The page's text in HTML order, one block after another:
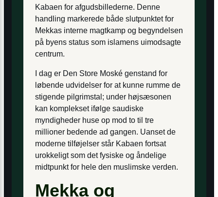
Kabaen for afgudsbillederne. Denne
handling markerede både slutpunktet for
Mekkas interne magtkamp og begyndelsen
på byens status som islamens uimodsagte
centrum.
I dag er Den Store Moské genstand for
løbende udvidelser for at kunne rumme de
stigende pilgrimstal; under højsæsonen
kan komplekset ifølge saudiske
myndigheder huse op mod to til tre
millioner bedende ad gangen. Uanset de
moderne tilføjelser står Kabaen fortsat
urokkeligt som det fysiske og åndelige
midtpunkt for hele den muslimske verden.
Mekka og